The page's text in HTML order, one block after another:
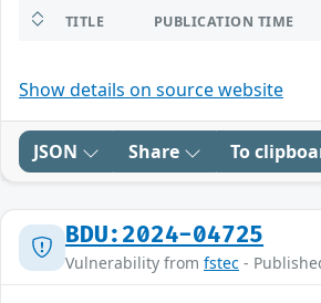
TITLE PUBLICATION TIME
Show details on source website
JSON Share To
BDU:2024-04725
Vulnerability from fstec -